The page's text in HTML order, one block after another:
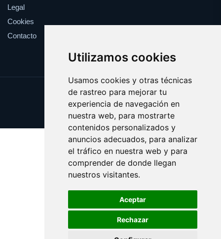
Utilizamos cookies
Usamos cookies y otras técnicas
de rastreo para mejorar tu
experiencia de navegación en
nuestra web, para mostrarte
contenidos personalizados y
anuncios adecuados, para analizar
el tráfico en nuestra web y para
comprender de donde llegan
nuestros visitantes.
Aceptar
Rechazar
Legal
Cookies
Contacto
Update cookies preferences
Copyright © 2025 ciudadana.es